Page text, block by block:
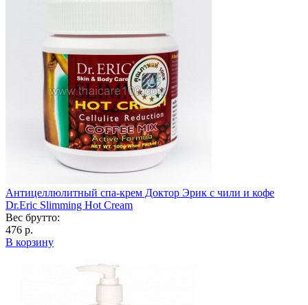
Антицеллюлитный спа-крем Доктор Эрик с чили и кофе
Dr.Eric Slimming Hot Cream
Вес брутто:
476 р.
В корзину